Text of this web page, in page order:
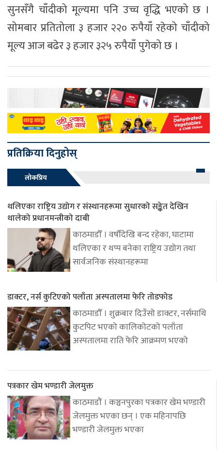
सुनसँगै चाँदीको मूल्यमा पनि उच्च वृद्धि भएको छ ।
सोमबार प्रतितोला ३ हजार २२० रुपैयाँ रहेको चाँदीको
मूल्य आज बढेर ३ हजार ३२५ रुपैयाँ पुगेको छ ।
प्रतिक्रिया दिनुहोस्
लोकप्रिय
थलिएका राष्ट्रिय उद्योग र संस्थानहरूमा सुधारको सङ्केत देखिन
थालेको प्रधानमन्त्रीको दाबी
काठमाडौँ । वर्षौंदेखि बन्द रहेका, घाटामा
थलिएका र थप्प बनेका राष्ट्रिय उद्योग तथा
सार्वजनिक संस्थानहरूमा
डाक्टर, नर्स कुटिएको पलाँता अस्पतालमा फेरि तोडफोड
काठमाडौँ । शुक्रबार दिउँसो डाक्टर, नर्समाथि
कुटपिट भएको कालिकोटको पलाँता
अस्पतालमा राति फेरि आक्रमण भएको
पत्रकार खेम भण्डारी जेलमुक्त
काठमाडौं । कञ्चनपुरका पत्रकार खेम भण्डारी
जेलमुक्त भएका छन् । एक महिनापछि
भण्डारी जेलमुक्त भएका